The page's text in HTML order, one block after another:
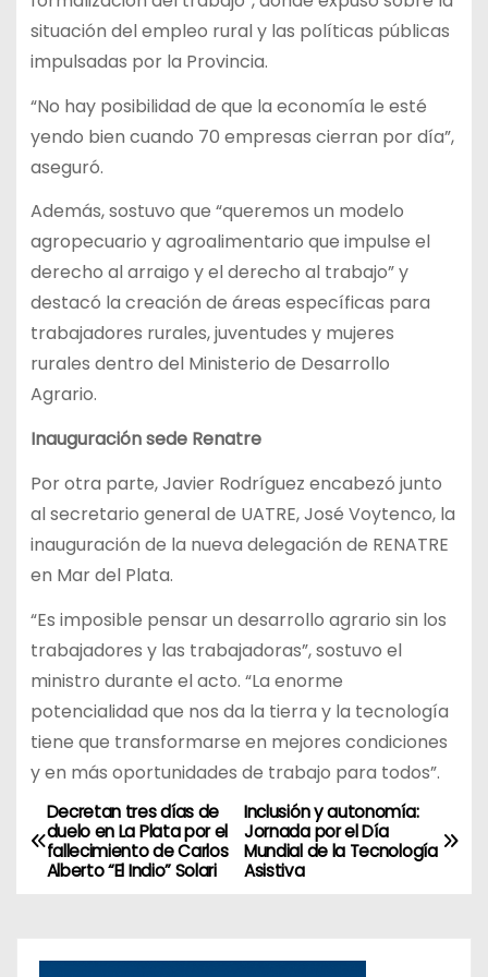
situación del empleo rural y las políticas públicas
impulsadas por la Provincia.
“No hay posibilidad de que la economía le esté
yendo bien cuando 70 empresas cierran por día”,
aseguró.
Además, sostuvo que “queremos un modelo
agropecuario y agroalimentario que impulse el
derecho al arraigo y el derecho al trabajo” y
destacó la creación de áreas específicas para
trabajadores rurales, juventudes y mujeres
rurales dentro del Ministerio de Desarrollo
Agrario.
Inauguración sede Renatre
Por otra parte, Javier Rodríguez encabezó junto
al secretario general de UATRE, José Voytenco, la
inauguración de la nueva delegación de RENATRE
en Mar del Plata.
“Es imposible pensar un desarrollo agrario sin los
trabajadores y las trabajadoras”, sostuvo el
ministro durante el acto. “La enorme
potencialidad que nos da la tierra y la tecnología
tiene que transformarse en mejores condiciones
y en más oportunidades de trabajo para todos”.
N
a
e
Inclusión y autonomía:
Jornada por el Día
Mundial de la Tecnología
Asistiva
Decretan tres días de
duelo en La Plata por el
fallecimiento de Carlos
Alberto “El Indio” Solari